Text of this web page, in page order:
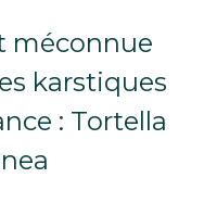
méconnue
karstiques
: Tortella